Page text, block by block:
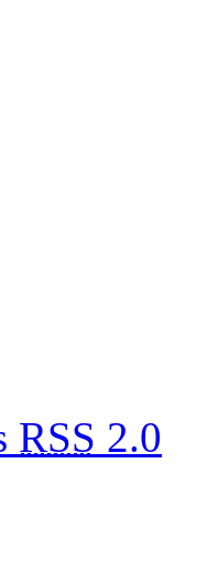
RSS 2.0